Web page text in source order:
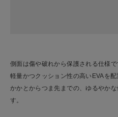
側面は傷や破れから保護される仕様で
軽量かつクッション性の高いEVAを配
かかとからつま先までの、ゆるやか
す。